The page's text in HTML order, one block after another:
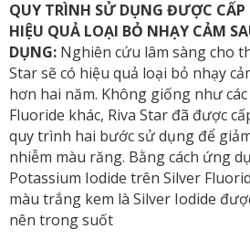
QUY TRÌNH SỬ DỤNG ĐƯỢC CẤP
HIỆU QUẢ LOẠI BỎ NHẠY CẢM
DỤNG: Nghiên cứu lâm sàng cho
Star sẽ có hiệu quả loại bỏ nhạy
hơn hai năm. Không giống như
Fluoride khác, Riva Star đã được
quy trình hai bước sử dụng để
nhiễm màu răng. Bằng cách ứng
Potassium Iodide trên Silver
màu trắng kem là Silver Iodide
nên trong suốt